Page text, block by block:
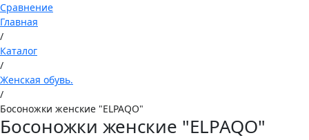
Сравнение
Главная
/
Каталог
/
Женская обувь.
/
Босоножки женские "ELPAQO"
Босоножки женские "ELPAQO"